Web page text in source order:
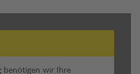
benötigen wir Ihre